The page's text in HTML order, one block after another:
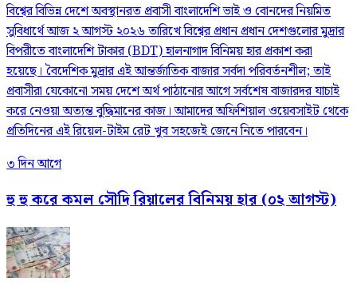
বিশ্বের বিভিন্ন দেশে অবস্থানরত প্রবাসী বাংলাদেশি ভাই ও বোনদের নিয়মিত
সুবিধার্থে আজ ২ আগস্ট ২০২৬ তারিখে বিশ্বের প্রধান প্রধান দেশগুলোর মুদ্রার
বিপরীতে বাংলাদেশি টাকার (BDT) হালনাগাদ বিনিময় হার প্রকাশ করা
হয়েছে। বৈদেশিক মুদ্রার এই আন্তর্জাতিক বাজার সর্বদা পরিবর্তনশীল; তাই
প্রবাসীরা যেকোনো সময় দেশে অর্থ পাঠানোর আগে সর্বশেষ বাজারদর যাচাই
করে নেওয়া অত্যন্ত বুদ্ধিমানের কাজ। আমাদের অফিশিয়াল ওয়েবসাইট থেকে
প্রতিদিনের এই রিয়েল-টাইম রেট খুব সহজেই জেনে নিতে পারবেন।
৩ দিন আগে
হু হু করে কমল সৌদি রিয়ালের বিনিময় হার (০২ আগস্ট)